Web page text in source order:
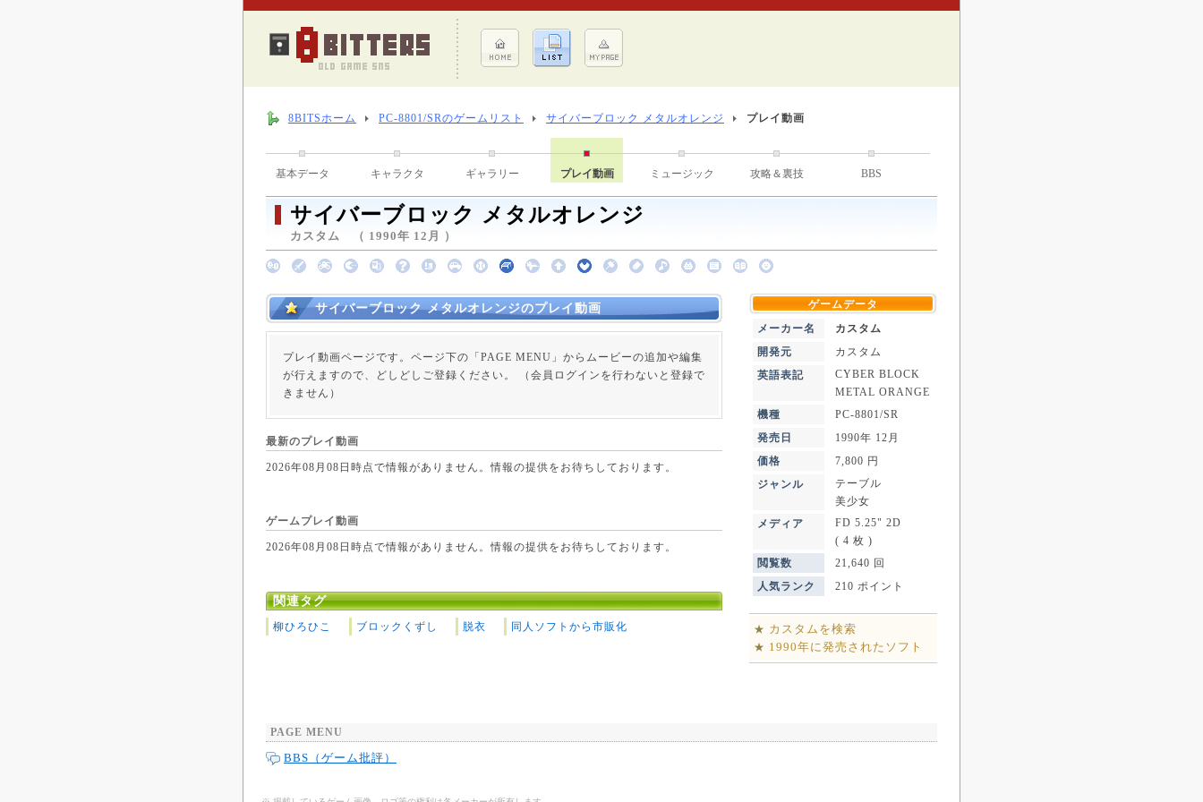
8BITSホーム PC-8801/SRのゲームリスト サイバーブロック メタルオレンジ プレイ動画
基本データ キャラクタ ギャラリー プレイ動画 ミュージック 攻略＆裏技 BBS
サイバーブロック メタルオレンジ
カスタム （ 1990年 12月 ）
サイバーブロック メタルオレンジのプレイ動画
プレイ動画ページです。ページ下の「PAGE MENU」からムービーの追加や編集
が行えますので、どしどしご登録ください。 （会員ログインを行わないと登録で
きません）
最新のプレイ動画
2026年08月08日時点で情報がありません。情報の提供をお待ちしております。
ゲームプレイ動画
2026年08月08日時点で情報がありません。情報の提供をお待ちしております。
関連タグ
柳ひろひこ ブロックくずし 脱衣 同人ソフトから市販化
ゲームデータ
メーカー名
カスタム
開発元
カスタム
英語表記
CYBER BLOCK
METAL ORANGE
機種
PC-8801/SR
発売日
1990年 12月
価格
7,800 円
ジャンル
テーブル
美少女
メディア
FD 5.25" 2D
( 4 枚 )
閲覧数
21,640 回
人気ランク
210 ポイント
★ カスタムを検索
★ 1990年に発売されたソフト
PAGE MENU
BBS（ゲーム批評）